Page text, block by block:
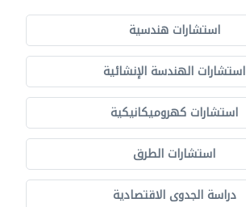
استشارات هندسية
استشارات الهندسة الإنشائية
استشارات كهروميكانيكية
استشارات الطرق
دراسة الجدوى الاقتصادية